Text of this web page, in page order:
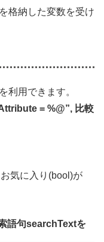
格納した変数を受け
利用できます。
= %@”, 比較
気に入り(bool)が
語句searchTextを